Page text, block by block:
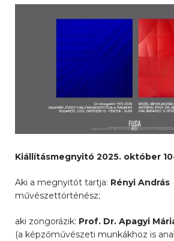
Kiállításmegnyitó 2025. október
Aki a megnyitót tartja: Rényi András
művészettörténész;
aki zongorázik: Prof. Dr. Apagyi
(a képzőművészeti munkákhoz is